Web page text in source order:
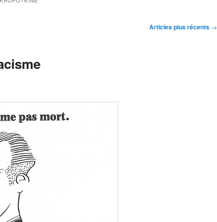
Articles plus récents →